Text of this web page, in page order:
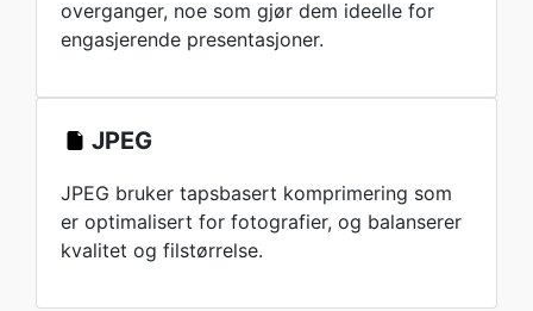
overganger, noe som gjør dem ideelle for
engasjerende presentasjoner.
JPEG
JPEG bruker tapsbasert komprimering som
er optimalisert for fotografier, og balanserer
kvalitet og filstørrelse.